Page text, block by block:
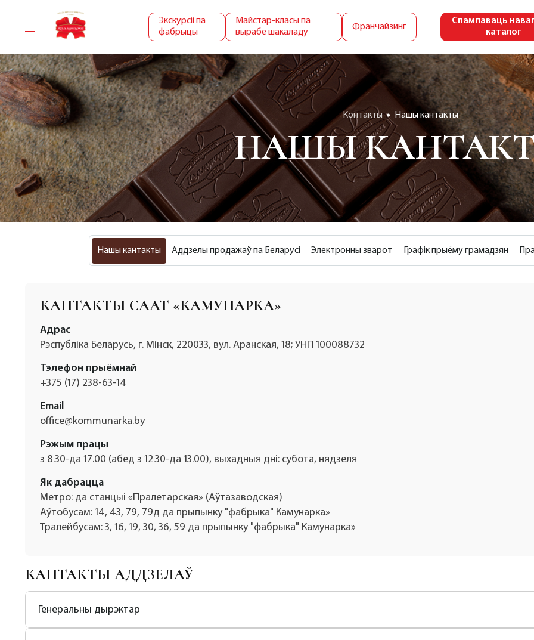
Экскурсіі па
фабрыцы
Майстар-класы па
вырабе шакаладу
Франчайзинг
Спампаваць
каталог
Контакты Нашы кантакты
НАШЫ
Нашы кантакты Аддзелы продажаў па Беларусі Электронны зварот Графік прыёму грамадзян
КАНТАКТЫ СААТ «КАМУНАРКА»
Адрас
Рэспубліка Беларусь, г. Мінск, 220033, вул. Аранская, 18; УНП 100088732
Тэлефон прыёмнай
+375 (17) 238-63-14
Email
office@kommunarka.by
Рэжым працы
з 8.30-да 17.00 (абед з 12.30-да 13.00), выхадныя дні: субота, нядзеля
Як дабрацца
Метро: да станцыі «Пралетарская» (Аўтазаводская)
Аўтобусам: 14, 43, 79, 79д да прыпынку "фабрыка" Камунарка»
Тралейбусам: 3, 16, 19, 30, 36, 59 да прыпынку "фабрыка" Камунарка»
КАНТАКТЫ АДДЗЕЛАЎ
Генеральны дырэктар